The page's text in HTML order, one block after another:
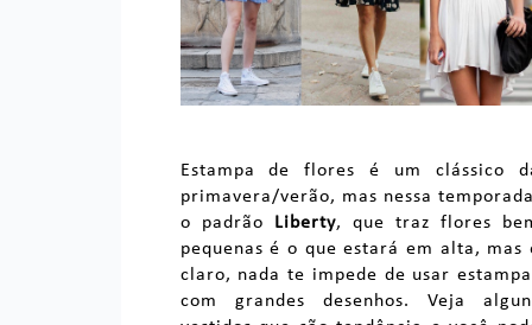
Estampa de flores é um clássico
primavera/verão, mas nessa
o padrão Liberty, que traz flores
pequenas é o que estará em alta, mas
claro, nada te impede de usar
com grandes desenhos. Veja